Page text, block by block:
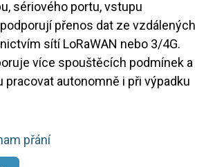
sériového portu, vstupu
podporují přenos dat ze vzdálených
sítí LoRaWAN nebo 3/4G.
více spouštěcích podmínek a
pracovat autonomně i při výpadku
přání